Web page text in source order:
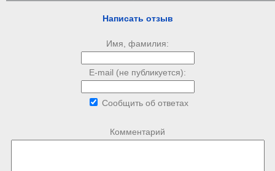
Написать отзыв
Имя, фамилия:
E-mail (не публикуется):
Сообщить об ответах
Комментарий